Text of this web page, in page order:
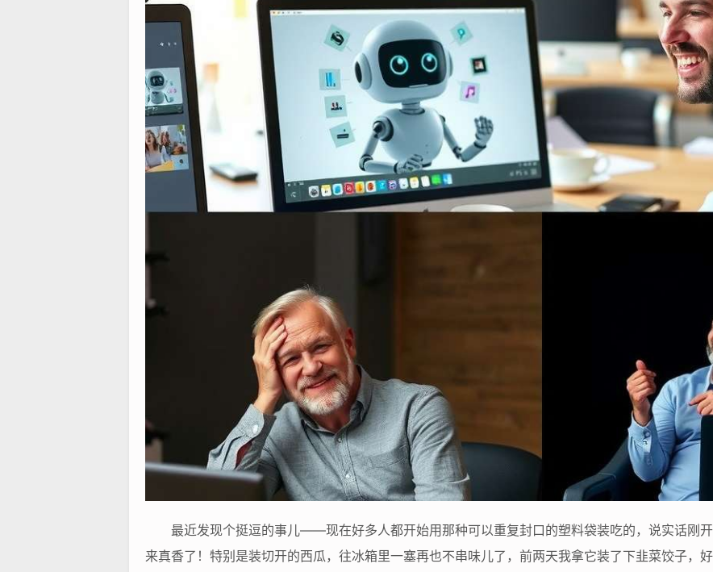
最近发现个挺逗的事儿——现在好多人都开始用那种可以重复封口的塑料袋装吃的，说实话刚
来真香了！特别是装切开的西瓜，往冰箱里一塞再也不串味儿了，前两天我拿它装了下韭菜饺子，